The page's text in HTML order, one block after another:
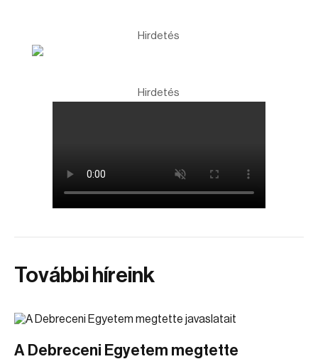
Hirdetés
Hirdetés
További híreink
A Debreceni Egyetem megtette